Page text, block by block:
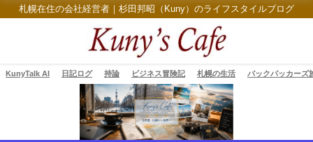
札幌在住の会社経営者｜杉田邦昭（Kuny）のライフスタイルブログ
KunyTalk AI 日記ログ 持論 ビジネス冒険記 札幌の生活 バックパッカーズ